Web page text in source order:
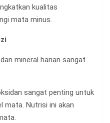
kualitas
mata minus.
mineral harian sangat
sangat penting untuk
mata. Nutrisi ini akan